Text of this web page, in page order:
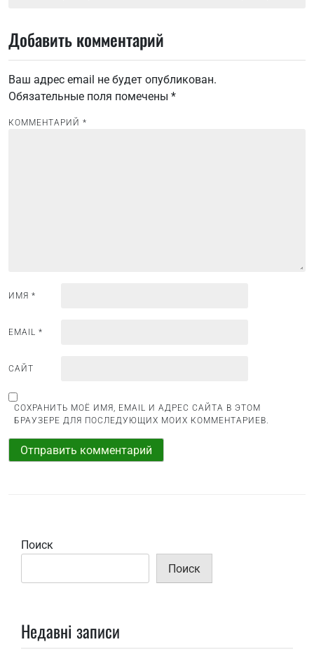
и
а
ц
и
с
м
Добавить комментарий
Ваш адрес email не будет опубликован.
Обязательные поля помечены *
КОММЕНТАРИЙ *
ИМЯ *
EMAIL *
САЙТ
СОХРАНИТЬ МОЁ ИМЯ, EMAIL И АДРЕС САЙТА В ЭТОМ
БРАУЗЕРЕ ДЛЯ ПОСЛЕДУЮЩИХ МОИХ КОММЕНТАРИЕВ.
Поиск
Поиск
Недавні записи